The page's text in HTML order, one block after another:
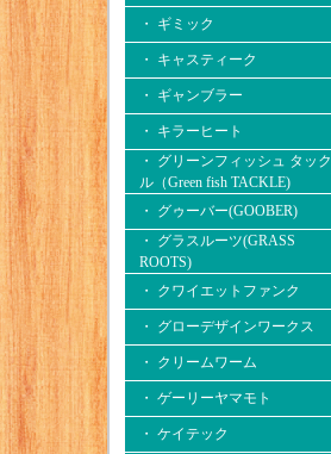
・ ギミック
・ キャスティーク
・ ギャンブラー
・ キラーヒート
・ グリーンフィッシュ タック
ル（Green fish TACKLE)
・ グゥーバー(GOOBER)
・ グラスルーツ(GRASS
ROOTS)
・ クワイエットファンク
・ グローデザインワークス
・ クリームワーム
・ ゲーリーヤマモト
・ ケイテック